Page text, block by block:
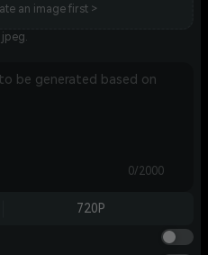
an image first >
0/2000
720P